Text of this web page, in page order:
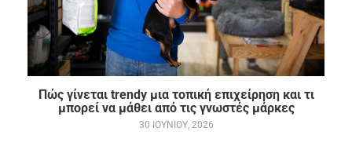
Πώς γίνεται trendy μια τοπική επιχείρηση και τι
μπορεί να μάθει από τις γνωστές μάρκες
30 ΙΟΥΝΊΟΥ, 2026